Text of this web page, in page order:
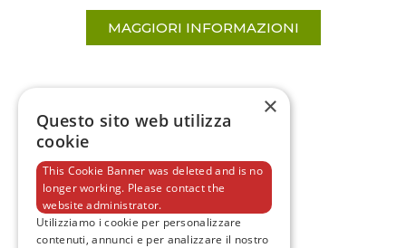
MAGGIORI INFORMAZIONI
×
Questo sito web utilizza
cookie
This Cookie Banner was deleted and is no
longer working. Please contact the
website administrator.
Utilizziamo i cookie per personalizzare
contenuti, annunci e per analizzare il nostro